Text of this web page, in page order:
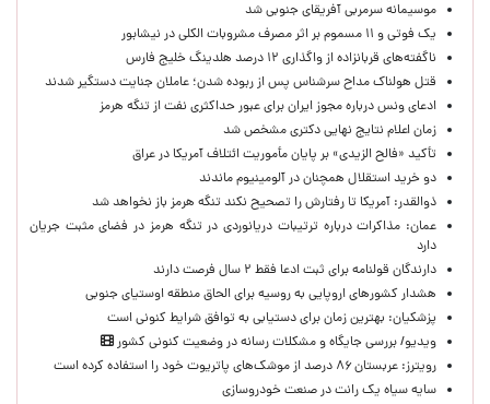
موسیمانه سرمربی آفریقای جنوبی شد
یک فوتی و ۱۱ مسموم بر اثر مصرف مشروبات الکلی در نیشابور
ناگفته‌های قربانزاده از واگذاری ۱۲ درصد هلدینگ خلیج فارس
قتل هولناک مداح سرشناس پس از ربوده شدن؛ عاملان جنایت دستگیر شدند
ادعای ونس درباره مجوز ایران برای عبور حداکثری نفت از تنگه هرمز
زمان اعلام نتایج نهایی دکتری مشخص شد
تأکید «فالح الزیدی» بر پایان مأموریت ائتلاف آمریکا در عراق
دو خرید استقلال همچنان در آلومینیوم ماندند
ذوالقدر: آمریکا تا رفتارش را تصحیح نکند تنگه هرمز باز نخواهد شد
عمان: مذاکرات درباره ترتیبات دریانوردی در تنگه هرمز در فضای مثبت جریان
دارد
دارندگان قولنامه برای ثبت ادعا فقط ۲ سال فرصت دارند
هشدار کشورهای اروپایی به روسیه برای الحاق منطقه اوستیای جنوبی
پزشکیان‌: بهترین زمان برای دستیابی به توافق شرایط کنونی است
ویدیو/ بررسی جایگاه و مشکلات رسانه در وضعیت کنونی کشور
رویترز: عربستان ۸۶ درصد از موشک‌های پاتریوت خود را استفاده کرده است
سایه سیاه یک رانت در صنعت خودروسازی